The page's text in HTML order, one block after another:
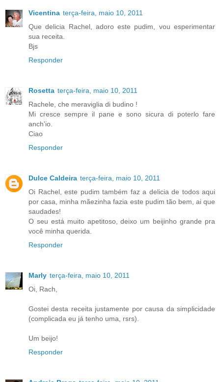
Vicentina terça-feira, maio 10, 2011
Que delicia Rachel, adoro este pudim, vou esperimentar
sua receita.
Bjs
Responder
Rosetta terça-feira, maio 10, 2011
Rachele, che meraviglia di budino !
Mi cresce sempre il pane e sono sicura di poterlo fare
anch'io.
Ciao
Responder
Dulce Caldeira terça-feira, maio 10, 2011
Oi Rachel, este pudim também faz a delicia de todos aqui
por casa, minha mãezinha fazia este pudim tão bem, ai que
saudades!
O seu está muito apetitoso, deixo um beijinho grande pra
você minha querida.
Responder
Marly terça-feira, maio 10, 2011
Oi, Rach,
Gostei desta receita justamente por causa da simplicidade
(complicada eu já tenho uma, rsrs).
Um beijo!
Responder